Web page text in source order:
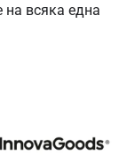
на всяка една